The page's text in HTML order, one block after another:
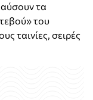
τα
του
ταινίες, σειρές